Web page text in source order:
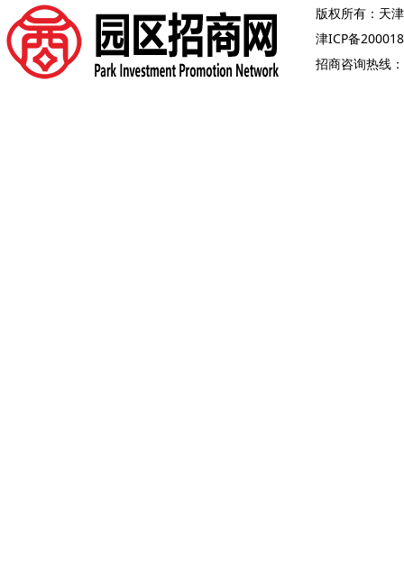
版权所有：天
津ICP备
招商咨询热线：